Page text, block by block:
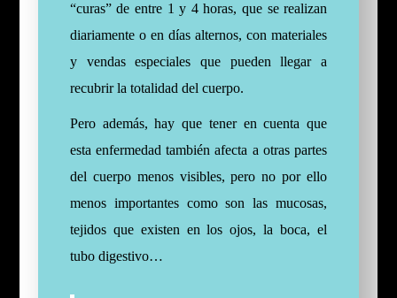
“curas” de entre 1 y 4 horas, que se realizan
diariamente o en días alternos, con materiales
y vendas especiales que pueden llegar a
recubrir la totalidad del cuerpo.
Pero además, hay que tener en cuenta que
esta enfermedad también afecta a otras partes
del cuerpo menos visibles, pero no por ello
menos importantes como son las mucosas,
tejidos que existen en los ojos, la boca, el
tubo digestivo…